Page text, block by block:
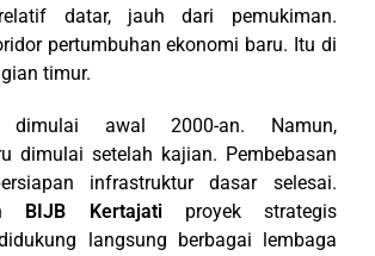
datar, jauh dari pemukiman.
pertumbuhan ekonomi baru. Itu di
timur.
dimulai awal 2000-an. Namun,
dimulai setelah kajian. Pembebasan
infrastruktur dasar selesai.
BIJB Kertajatiproyek strategis
langsung berbagai lembaga